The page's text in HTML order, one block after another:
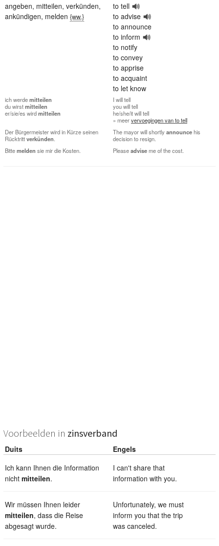
angeben, mitteilen, verkünden,
ankündigen, melden {ww.}
to tell
to advise
to announce
to inform
to notify
to convey
to apprise
to acquaint
to let know
ichwerdemitteilen
duwirstmitteilen
er/sie/es wirdmitteilen
I will tell
youwill tell
he/she/itwill tell
» meervervoegingen van to tell
Der Bürgermeister wird in Kürze seinen
Rücktrittverkünden
The mayor will shortly announcehis
decision to resign.
Bittemelden sie mir die Kosten. Pleaseadviseme of the cost.
Voorbeelden in zinsverband
Duits
Engels
Ich kann Ihnen die Information
nicht mitteilen.
I can't share that
information with you.
Wir müssen Ihnen leider
mitteilen, dass die Reise
abgesagt wurde.
Unfortunately, we must
inform you that the trip
was canceled.